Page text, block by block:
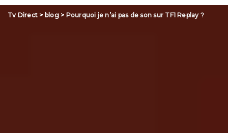
Tv Direct > blog> Pourquoi je n’ai pas de son sur TF1 Replay ?